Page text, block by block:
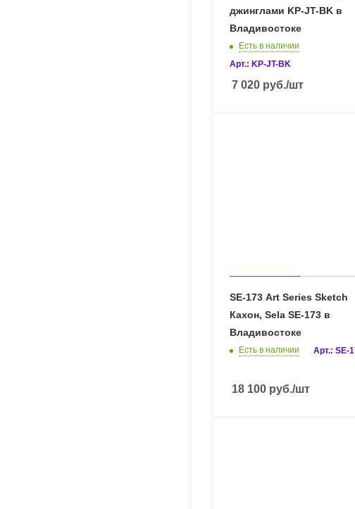
джинглами KP-JT-BK в
Владивостоке
Есть в наличии
Арт.: KP-JT-BK
7 020 руб./шт
SE-173 Art Series Sketch
Кахон, Sela SE-173 в
Владивостоке
Есть в наличии Арт.: SE-
18 100 руб./шт